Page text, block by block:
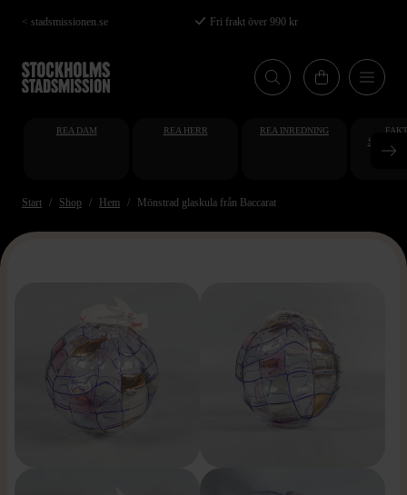
Hoppa
till
huvudinnehåll
< stadsmissionen.se Fri frakt över 990 kr
REA DAM REA HERR REA INREDNING
Start Shop Hem Mönstrad glaskula från Baccarat